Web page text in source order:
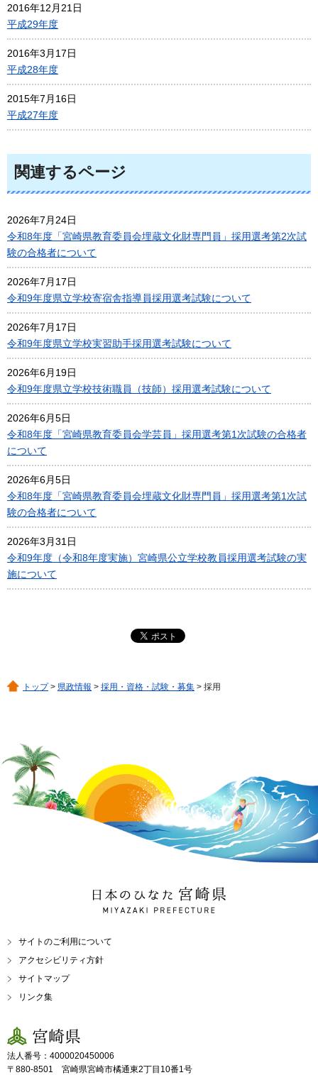
2016年12月21日
平成29年度
2016年3月17日
平成28年度
2015年7月16日
平成27年度
関連するページ
2026年7月24日
令和8年度「宮崎県教育委員会埋蔵文化財専門員」採用選考第2次試
験の合格者について
2026年7月17日
令和9年度県立学校寄宿舎指導員採用選考試験について
2026年7月17日
令和9年度県立学校実習助手採用選考試験について
2026年6月19日
令和9年度県立学校技術職員（技師）採用選考試験について
2026年6月5日
令和8年度「宮崎県教育委員会学芸員」採用選考第1次試験の合格者
について
2026年6月5日
令和8年度「宮崎県教育委員会埋蔵文化財専門員」採用選考第1次試
験の合格者について
2026年3月31日
令和9年度（令和8年度実施）宮崎県公立学校教員採用選考試験の実
施について
トップ> 県政情報 > 採用・資格・試験・募集 > 採用
日本のひなた 宮崎県
MIYAZAKI PREFECTURE
サイトのご利用について
アクセシビリティ方針
サイトマップ
リンク集
宮崎県
法人番号：4000020450006
〒880-8501 宮崎県宮崎市橘通東2丁目10番1号